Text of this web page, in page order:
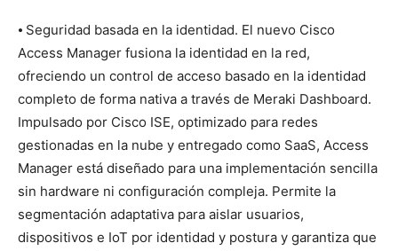
⦁ Seguridad basada en la identidad. El nuevo Cisco
Access Manager fusiona la identidad en la red,
ofreciendo un control de acceso basado en la identidad
completo de forma nativa a través de Meraki Dashboard.
Impulsado por Cisco ISE, optimizado para redes
gestionadas en la nube y entregado como SaaS, Access
Manager está diseñado para una implementación sencilla
sin hardware ni configuración compleja. Permite la
segmentación adaptativa para aislar usuarios,
dispositivos e IoT por identidad y postura y garantiza que